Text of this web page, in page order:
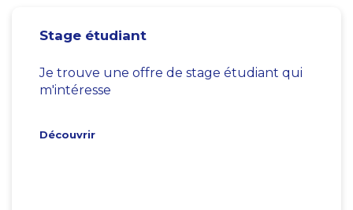
Stage étudiant
Je trouve une offre de stage étudiant qui
m'intéresse
Découvrir